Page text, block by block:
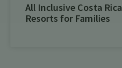
All Inclusive Costa Rica
Resorts for Families